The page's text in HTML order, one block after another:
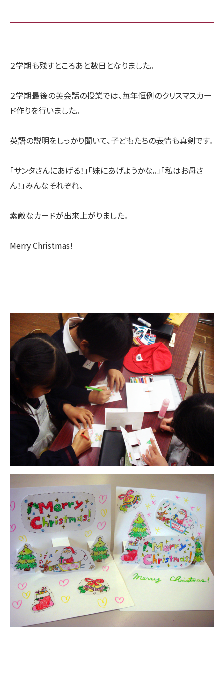
２学期も残すところあと数日となりました。
２学期最後の英会話の授業では、毎年恒例のクリスマスカー
ド作りを行いました。
英語の説明をしっかり聞いて、子どもたちの表情も真剣です。
「サンタさんにあげる！」「妹にあげようかな。」「私はお母さ
ん！」みんなそれぞれ、
素敵なカードが出来上がりました。
Merry Christmas!